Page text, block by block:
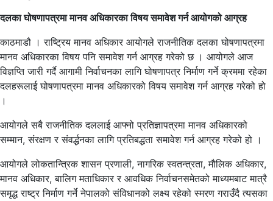
दलका घोषणापत्रमा मानव अधिकारका विषय समावेश गर्न आयोगको आग्रह
काठमाडौ । राष्ट्रिय मानव अधिकार आयोगले राजनीतिक दलका घोषणापत्रमा
मानव अधिकारका विषय पनि समावेश गर्न आग्रह गरेको छ । आयोगले आज
विज्ञप्ति जारी गर्दै आगामी निर्वाचनका लागि घोषणापत्र निर्माण गर्ने क्रममा रहेका
दलहरूलाई घोषणापत्रमा मानव अधिकारको विषय समावेश गर्न आग्रह गरेको हो
।
आयोगले सबै राजनीतिक दललाई आफ्नो प्रतिज्ञापत्रमा मानव अधिकारको
सम्मान, संरक्षण र संवर्द्धनका लागि प्रतिबद्धता समावेश गर्न आग्रह गरेको हो ।
आयोगले लोकतान्त्रिक शासन प्रणाली, नागरिक स्वतन्त्रता, मौलिक अधिकार,
मानव अधिकार, बालिग मताधिकार र आवधिक निर्वाचनसमेतको माध्यमबाट मात्रै
समृद्ध राष्ट्र निर्माण गर्ने नेपालको संविधानको लक्ष्य रहेको स्मरण गराउँदै त्यसका